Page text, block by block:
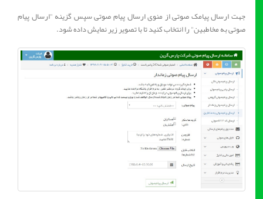
جهت ارسال پیامک صوتی از منوی ارسال پیام صوتی سپس گزینه "ارسال پیام
صوتی به مخاطبین" را انتخاب کنید تا با تصویر زیر نمایش داده شود.